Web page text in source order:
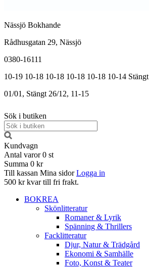
Nässjö Bokhande
Rådhusgatan 29, Nässjö
0380-16111
10-19 10-18 10-18 10-18 10-18 10-14 Stängt
01/01, Stängt 26/12, 11-15
Sök i butiken
Kundvagn
Antal varor 0 st
Summa 0 kr
Till kassan Mina sidor Logga in
500 kr kvar till fri frakt.
BOKREA
Skönlitteratur
Romaner & Lyrik
Spänning & Thrillers
Facklitteratur
Djur, Natur & Trädgård
Ekonomi & Samhälle
Foto, Konst & Teater